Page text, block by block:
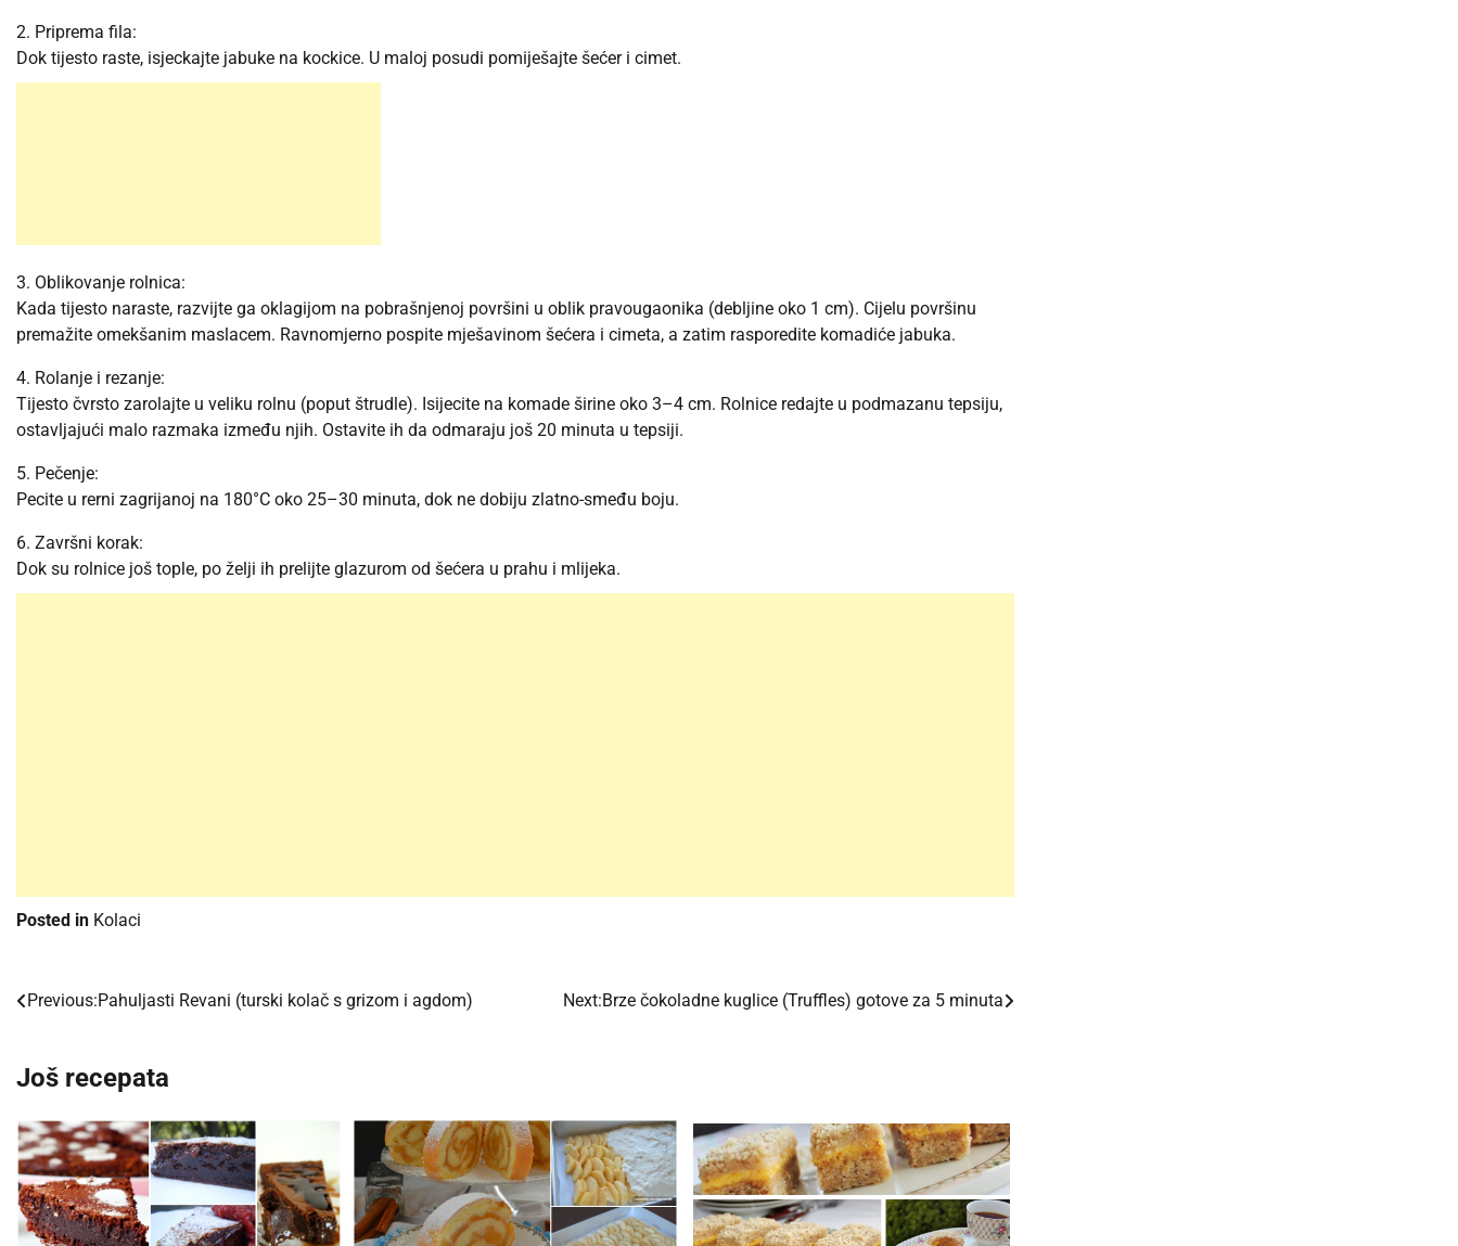
2. Priprema fila:
Dok tijesto raste, isjeckajte jabuke na kockice. U maloj posudi pomiješajte šećer i cimet.
3. Oblikovanje rolnica:
Kada tijesto naraste, razvijte ga oklagijom na pobrašnjenoj površini u oblik pravougaonika (debljine oko 1 cm). Cijelu površinu
premažite omekšanim maslacem. Ravnomjerno pospite mješavinom šećera i cimeta, a zatim rasporedite komadiće jabuka.
4. Rolanje i rezanje:
Tijesto čvrsto zarolajte u veliku rolnu (poput štrudle). Isijecite na komade širine oko 3–4 cm. Rolnice redajte u podmazanu tepsiju,
ostavljajući malo razmaka između njih. Ostavite ih da odmaraju još 20 minuta u tepsiji.
5. Pečenje:
Pecite u rerni zagrijanoj na 180°C oko 25–30 minuta, dok ne dobiju zlatno-smeđu boju.
6. Završni korak:
Dok su rolnice još tople, po želji ih prelijte glazurom od šećera u prahu i mlijeka.
Posted in Kolaci
Post
Previous:Pahuljasti Revani (turski kolač s grizom i agdom) Next:Brze čokoladne kuglice (Truffles) gotove za 5 minuta
Još recepata